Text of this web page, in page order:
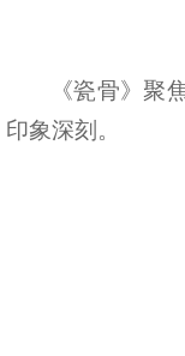
《瓷骨》聚
印象深刻。